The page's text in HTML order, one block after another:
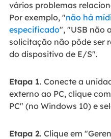
vários problemas
Por exemplo, "não há
especificado", "USB não
solicitação não pôde ser
do dispositivo de E/S".
Etapa 1. Conecte a
externo ao PC, clique
PC" (no Windows 10) e
Etapa 2. Clique em